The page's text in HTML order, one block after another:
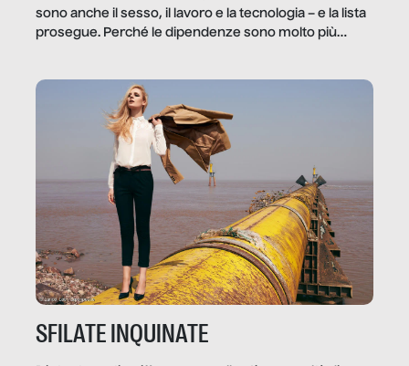
sono anche il sesso, il lavoro e la tecnologia – e la lista
prosegue. Perché le dipendenze sono molto più
trae un guadagno. In questo reportage vediamo
quale e come.
SFILATE INQUINATE